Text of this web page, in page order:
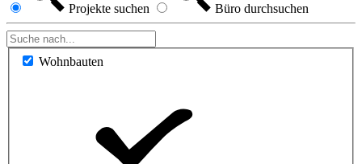
Projekte suchen Büro durchsuchen
Wohnbauten